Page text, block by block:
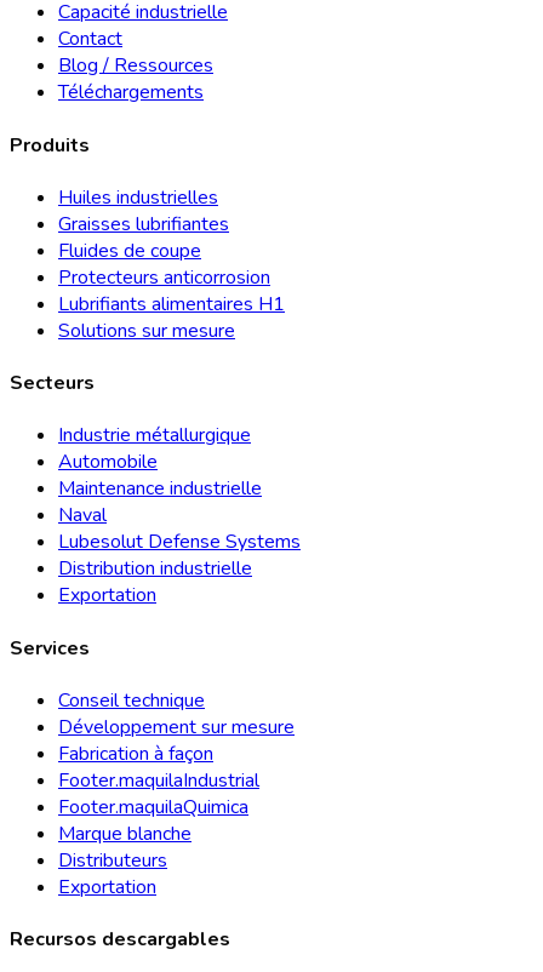
Capacité industrielle
Contact
Blog / Ressources
Téléchargements
Produits
Huiles industrielles
Graisses lubrifiantes
Fluides de coupe
Protecteurs anticorrosion
Lubrifiants alimentaires H1
Solutions sur mesure
Secteurs
Industrie métallurgique
Automobile
Maintenance industrielle
Naval
Lubesolut Defense Systems
Distribution industrielle
Exportation
Services
Conseil technique
Développement sur mesure
Fabrication à façon
Footer.maquilaIndustrial
Footer.maquilaQuimica
Marque blanche
Distributeurs
Exportation
Recursos descargables